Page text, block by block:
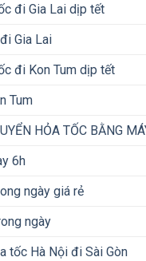
đi Gia Lai dịp tết
Gia Lai
đi Kon Tum dịp tết
Tum
HỎA TỐC BẰNG
6h
ngày giá rẻ
ngày
tốc Hà Nội đi Sài Gòn